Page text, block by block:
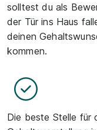
solltest du als
der Tür ins Haus
deinen
kommen.
Die beste Stelle für